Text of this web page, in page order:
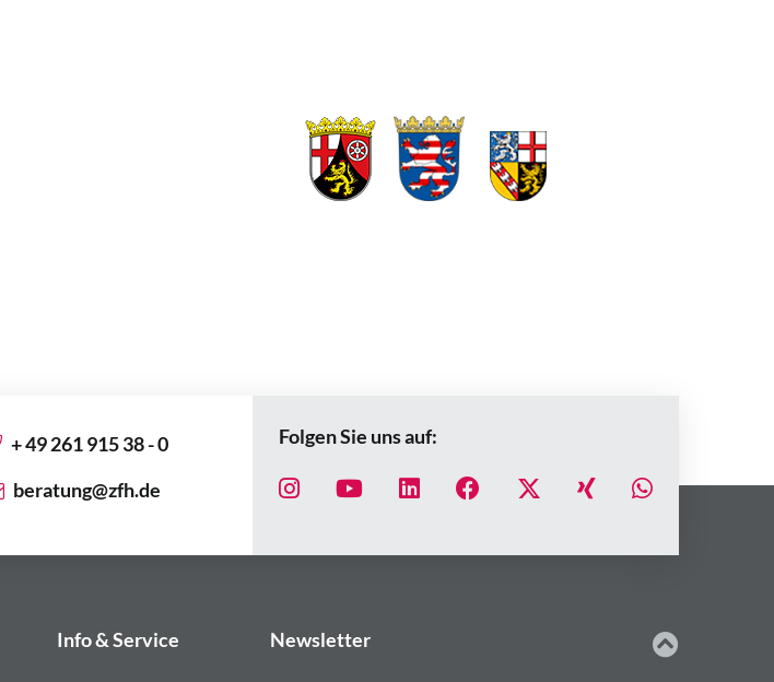
+ 49 261 915 38 - 0
beratung@zfh.de
Folgen Sie uns auf:
Info & Service Newsletter